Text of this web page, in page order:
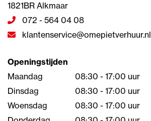
1821BR Alkmaar
072 - 564 04 08
klantenservice@omepietverhuur.nl
Openingstijden
Maandag
08:30 - 17:00 uur
Dinsdag
08:30 - 17:00 uur
Woensdag
08:30 - 17:00 uur